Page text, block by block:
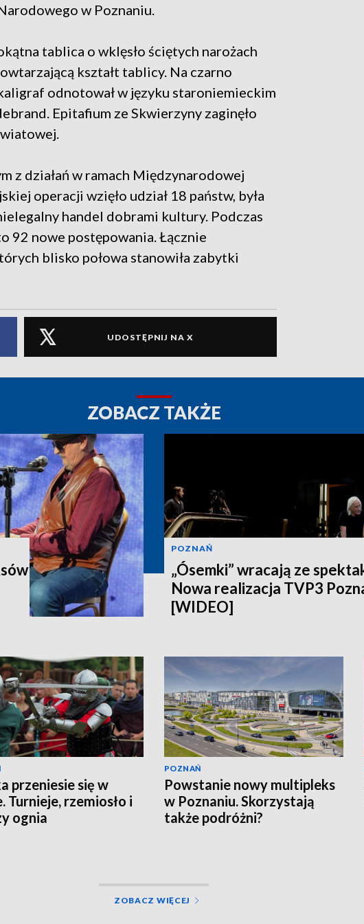
w Poznaniu.
tablica o wklęsło ściętych narożach
kształt tablicy. Na czarno
odnotował w języku staroniemieckim
Epitafium ze Skwierzyny zaginęło
z działań w ramach Międzynarodowej
operacji wzięło udział 18 państw, była
handel dobrami kultury. Podczas
92 nowe postępowania. Łącznie
blisko połowa stanowiła zabytki
UDOSTĘPNIJ NA X
ZOBACZ TAKŻE
POZNAŃ
„Ósemki” wracają ze
Nowa realizacja TVP3
[WIDEO]
przeniesie się w
Turnieje, rzemiosło i
ognia
POZNAŃ
Powstanie nowy multipleks
w Poznaniu. Skorzystają
także podróżni?
ZOBACZ WIĘCEJ